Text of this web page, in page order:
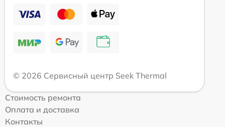
© 2026 Сервисный центр Seek Thermal
Стоимость ремонта
Оплата и доставка
Контакты